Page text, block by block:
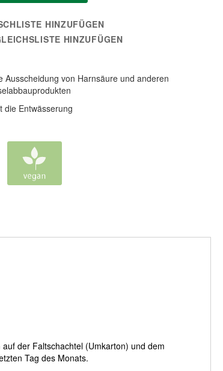
HINZUFÜGEN
HINZUFÜGEN
Ausscheidung von Harnsäure und anderen
die Entwässerung
der Faltschachtel (Umkarton) und dem
Tag des Monats.